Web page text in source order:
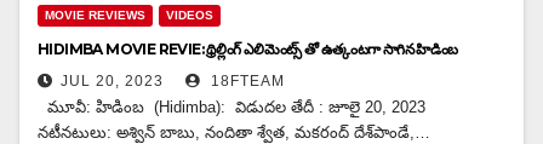
MOVIE REVIEWS VIDEOS
HIDIMBA MOVIE REVIE: థ్రిల్లింగ్ ఎలిమెంట్స్ తో ఉత్కంటగా సాగిన హిడింబ
JUL 20, 2023 18FTEAM
మూవీ: హిడింబ (Hidimba): విడుదల తేదీ : జూలై 20, 2023
నటీనటులు: అశ్విన్ బాబు, నందితా శ్వేత, మకరంద్ దేశ్‌పాండే,…